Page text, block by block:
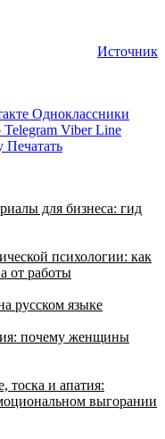
Источник
Одноклассники
Telegram Viber Line
Печатать
для бизнеса: гид
психологии: как
от работы
русском языке
почему женщины
тоска и апатия:
выгорании